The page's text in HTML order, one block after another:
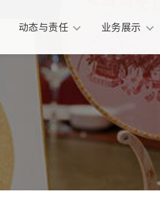
动态与责任 业务展示